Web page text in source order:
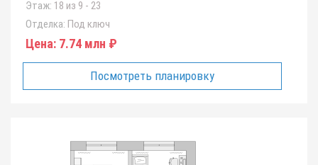
Этаж: 18 из 9 - 23
Отделка: Под ключ
Цена: 7.74 млн ₽
Посмотреть планировку